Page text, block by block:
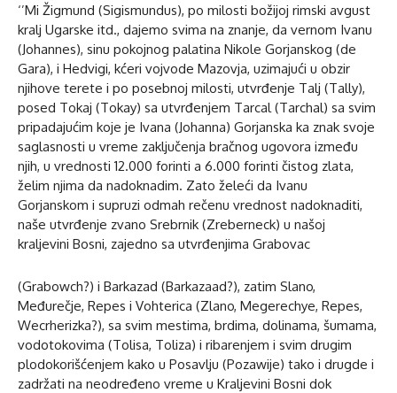
‘’Mi Žigmund (Sigismundus), po milosti božijoj rimski avgust
kralj Ugarske itd., dajemo svima na znanje, da vernom Ivanu
(Johannes), sinu pokojnog palatina Nikole Gorjanskog (de
Gara), i Hedvigi, kćeri vojvode Mazovja, uzimajući u obzir
njihove terete i po posebnoj milosti, utvrđenje Talj (Tally),
posed Tokaj (Tokay) sa utvrđenjem Tarcal (Tarchal) sa svim
pripadajućim koje je Ivana (Johanna) Gorjanska ka znak svoje
saglasnosti u vreme zaključenja bračnog ugovora između
njih, u vrednosti 12.000 forinti a 6.000 forinti čistog zlata,
želim njima da nadoknadim. Zato želeći da Ivanu
Gorjanskom i supruzi odmah rečenu vrednost nadoknaditi,
naše utvrđenje zvano Srebrnik (Zreberneck) u našoj
kraljevini Bosni, zajedno sa utvrđenjima Grabovac
(Grabowch?) i Barkazad (Barkazaad?), zatim Slano,
Međurečje, Repes i Vohterica (Zlano, Megerechye, Repes,
Wecrherizka?), sa svim mestima, brdima, dolinama, šumama,
vodotokovima (Tolisa, Toliza) i ribarenjem i svim drugim
plodokorišćenjem kako u Posavlju (Pozawije) tako i drugde i
zadržati na neodređeno vreme u Kraljevini Bosni dok